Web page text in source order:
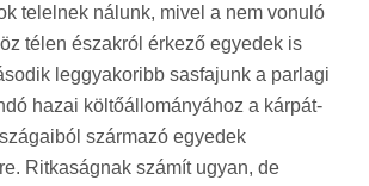
telelnek nálunk, mivel a nem vonuló
télen északról érkező egyedek is
leggyakoribb sasfajunk a parlagi
hazai költőállományához a kárpát-
származó egyedek
Ritkaságnak számít ugyan, de